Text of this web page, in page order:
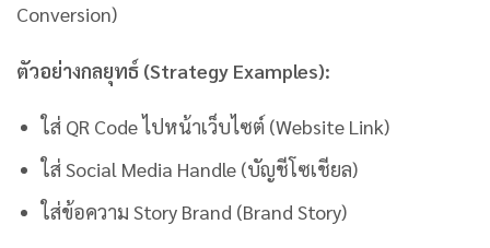
Conversion)
ตัวอย่างกลยุทธ์ (Strategy Examples):
ใส่ QR Code ไปหน้าเว็บไซต์ (Website Link)
ใส่ Social Media Handle (บัญชีโซเชียล)
ใส่ข้อความ Story Brand (Brand Story)